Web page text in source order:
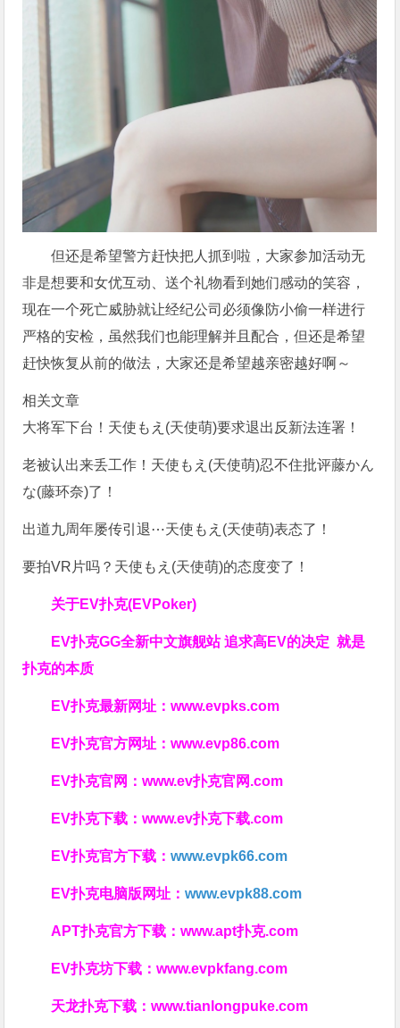
但还是希望警方赶快把人抓到啦，大家参加活动无
非是想要和女优互动、送个礼物看到她们感动的笑容，
现在一个死亡威胁就让经纪公司必须像防小偷一样进行
严格的安检，虽然我们也能理解并且配合，但还是希望
赶快恢复从前的做法，大家还是希望越亲密越好啊～
相关文章
大将军下台！天使もえ(天使萌)要求退出反新法连署！
老被认出来丢工作！天使もえ(天使萌)忍不住批评藤かん
な(藤环奈)了！
出道九周年屡传引退⋯天使もえ(天使萌)表态了！
要拍VR片吗？天使もえ(天使萌)的态度变了！
关于EV扑克(EVPoker)
EV扑克GG全新中文旗舰站追求高EV的决定就是
扑克的本质
EV扑克最新网址：www.evpks.com
EV扑克官方网址：www.evp86.com
EV扑克官网：www.ev扑克官网.com
EV扑克下载：www.ev扑克下载.com
EV扑克官方下载：www.evpk66.com
EV扑克电脑版网址：www.evpk88.com
APT扑克官方下载：www.apt扑克.com
EV扑克坊下载：www.evpkfang.com
天龙扑克下载：www.tianlongpuke.com